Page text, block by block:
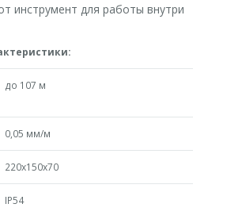
инструмент для работы внутри
до 107 м
0,05 мм/м
220х150х70
IP54